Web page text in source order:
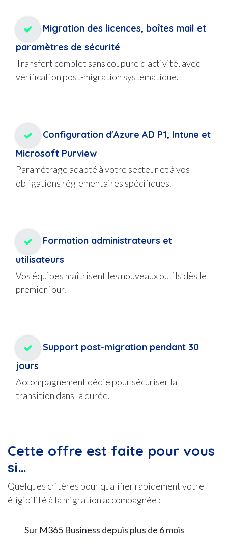
Migration des licences, boîtes mail et
paramètres de sécurité
Transfert complet sans coupure d'activité, avec
vérification post-migration systématique.
Configuration d'Azure AD P1, Intune et
Microsoft Purview
Paramétrage adapté à votre secteur et à vos
obligations réglementaires spécifiques.
Formation administrateurs et
utilisateurs
Vos équipes maîtrisent les nouveaux outils dès le
premier jour.
Support post-migration pendant 30
jours
Accompagnement dédié pour sécuriser la
transition dans la durée.
Cette offre est faite pour vous
si…
Quelques critères pour qualifier rapidement votre
éligibilité à la migration accompagnée :
Sur M365 Business depuis plus de 6 mois